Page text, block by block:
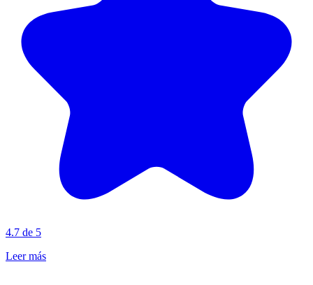
4.7 de 5
Leer más